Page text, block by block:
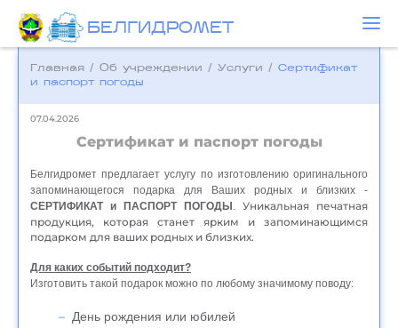
БЕЛГИДРОМЕТ
Главная / Об учреждении / Услуги / Сертификат
и паспорт погоды
07.04.2026
Сертификат и паспорт погоды
Белгидромет предлагает услугу по изготовлению оригинального
запоминающегося подарка для Ваших родных и близких -
СЕРТИФИКАТ и ПАСПОРТ ПОГОДЫ . Уникальная печатная
продукция, которая станет ярким и запоминающимся
подарком для ваших родных и близких.
Для каких событий подходит?
Изготовить такой подарок можно по любому значимому поводу:
День рождения или юбилей